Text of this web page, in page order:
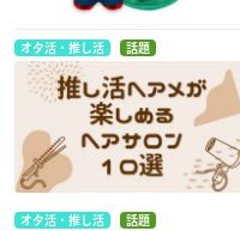
オタ活・推し活 話題
オタ活・推し活 話題